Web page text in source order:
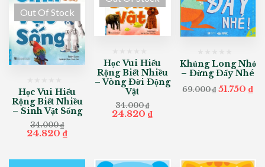
Out Of Stock
Học Vui Hiểu
Rộng Biết Nhiều
– Sinh Vật Sống
34.000₫
Original
34.000 ₫.
24.820₫Current
price
24.820 ₫.
Học Vui Hiểu
Rộng Biết Nhiều
– Vòng Đời Động
Vật
34.000₫
Original
24.820₫Current
Khủng Long Nhỏ
– Đừng Đẩy Nhé
69.000₫ Original
51.750₫